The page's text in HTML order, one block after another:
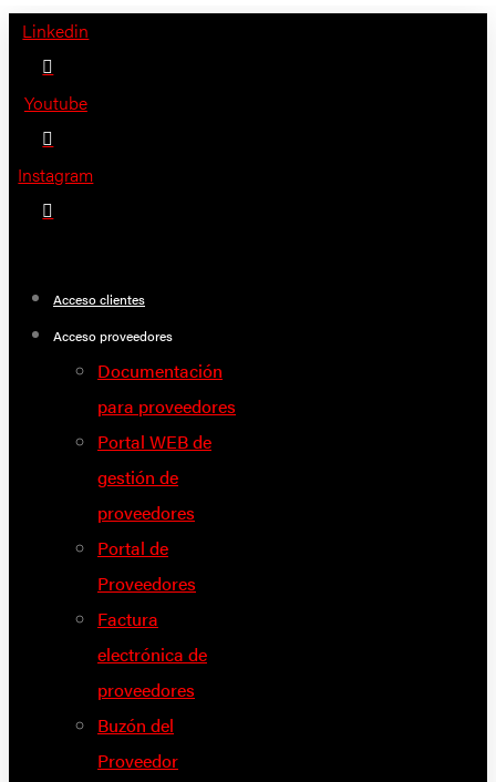
Saltar
contenido
Linkedin
Youtube
Instagram
Acceso clientes
Acceso proveedores
Documentación
para proveedores
Portal WEB de
gestión de
proveedores
Portal de
Proveedores
Factura
electrónica de
proveedores
Buzón del
Proveedor